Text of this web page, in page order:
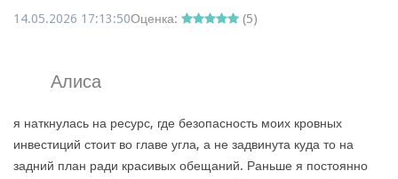
14.05.2026 17:13:50Оценка: (5)
Алиса
я наткнулась на ресурс, где безопасность моих кровных
инвестиций стоит во главе угла, а не задвинута куда то на
задний план ради красивых обещаний. Раньше я постоянно